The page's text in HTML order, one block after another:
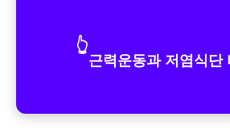
👆
근력운동과 저염식단